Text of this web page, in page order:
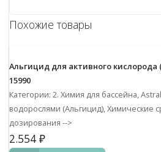
Похожие товары
Альгицид для активного кислорода
15990
Категории: 2. Химия для бассейна,
водорослями (Альгицид), Химические
дозирования -->
2.554 ₽